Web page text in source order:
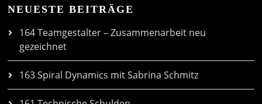
NEUESTE BEITRÄGE
164 Teamgestalter – Zusammenarbeit neu
gezeichnet
163 Spiral Dynamics mit Sabrina Schmitz